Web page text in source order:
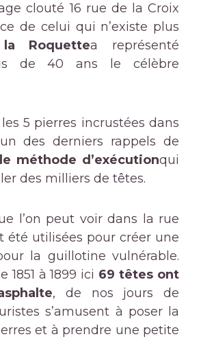
clouté 16 rue de la Croix
de celui qui n’existe plus
Roquettea représenté
de 40 ans le célèbre
5 pierres incrustées dans
des derniers rappels de
méthode d’exécutionqui
des milliers de têtes.
l’on peut voir dans la rue
été utilisées pour créer une
la guillotine vulnérable.
à 1899 ici 69 têtes ont
, de nos jours de
s’amusent à poser la
et à prendre une petite